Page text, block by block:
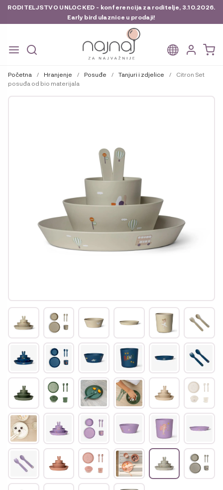
RODITELJSTVO UNLOCKED - konferencija za roditelje, 3.10.2026.
Early bird ulaznice u prodaji!
na
navigaciju
do
sadržaja
Početna / Hranjenje / Posuđe / Tanjuri i zdjelice /
Citron Set
posuđa od bio materijala